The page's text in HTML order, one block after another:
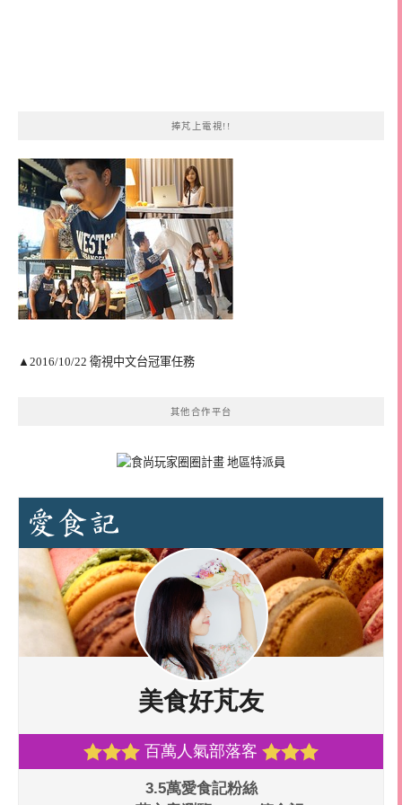
捧芃上電視!!
▲2016/10/22 衛視中文台冠軍任務
其他合作平台